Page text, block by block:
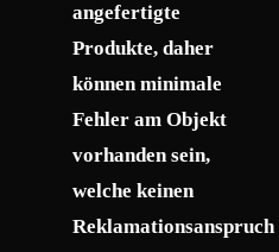
angefertigte
Produkte, daher
können minimale
Fehler am Objekt
vorhanden sein,
welche keinen
Reklamationsanspruch